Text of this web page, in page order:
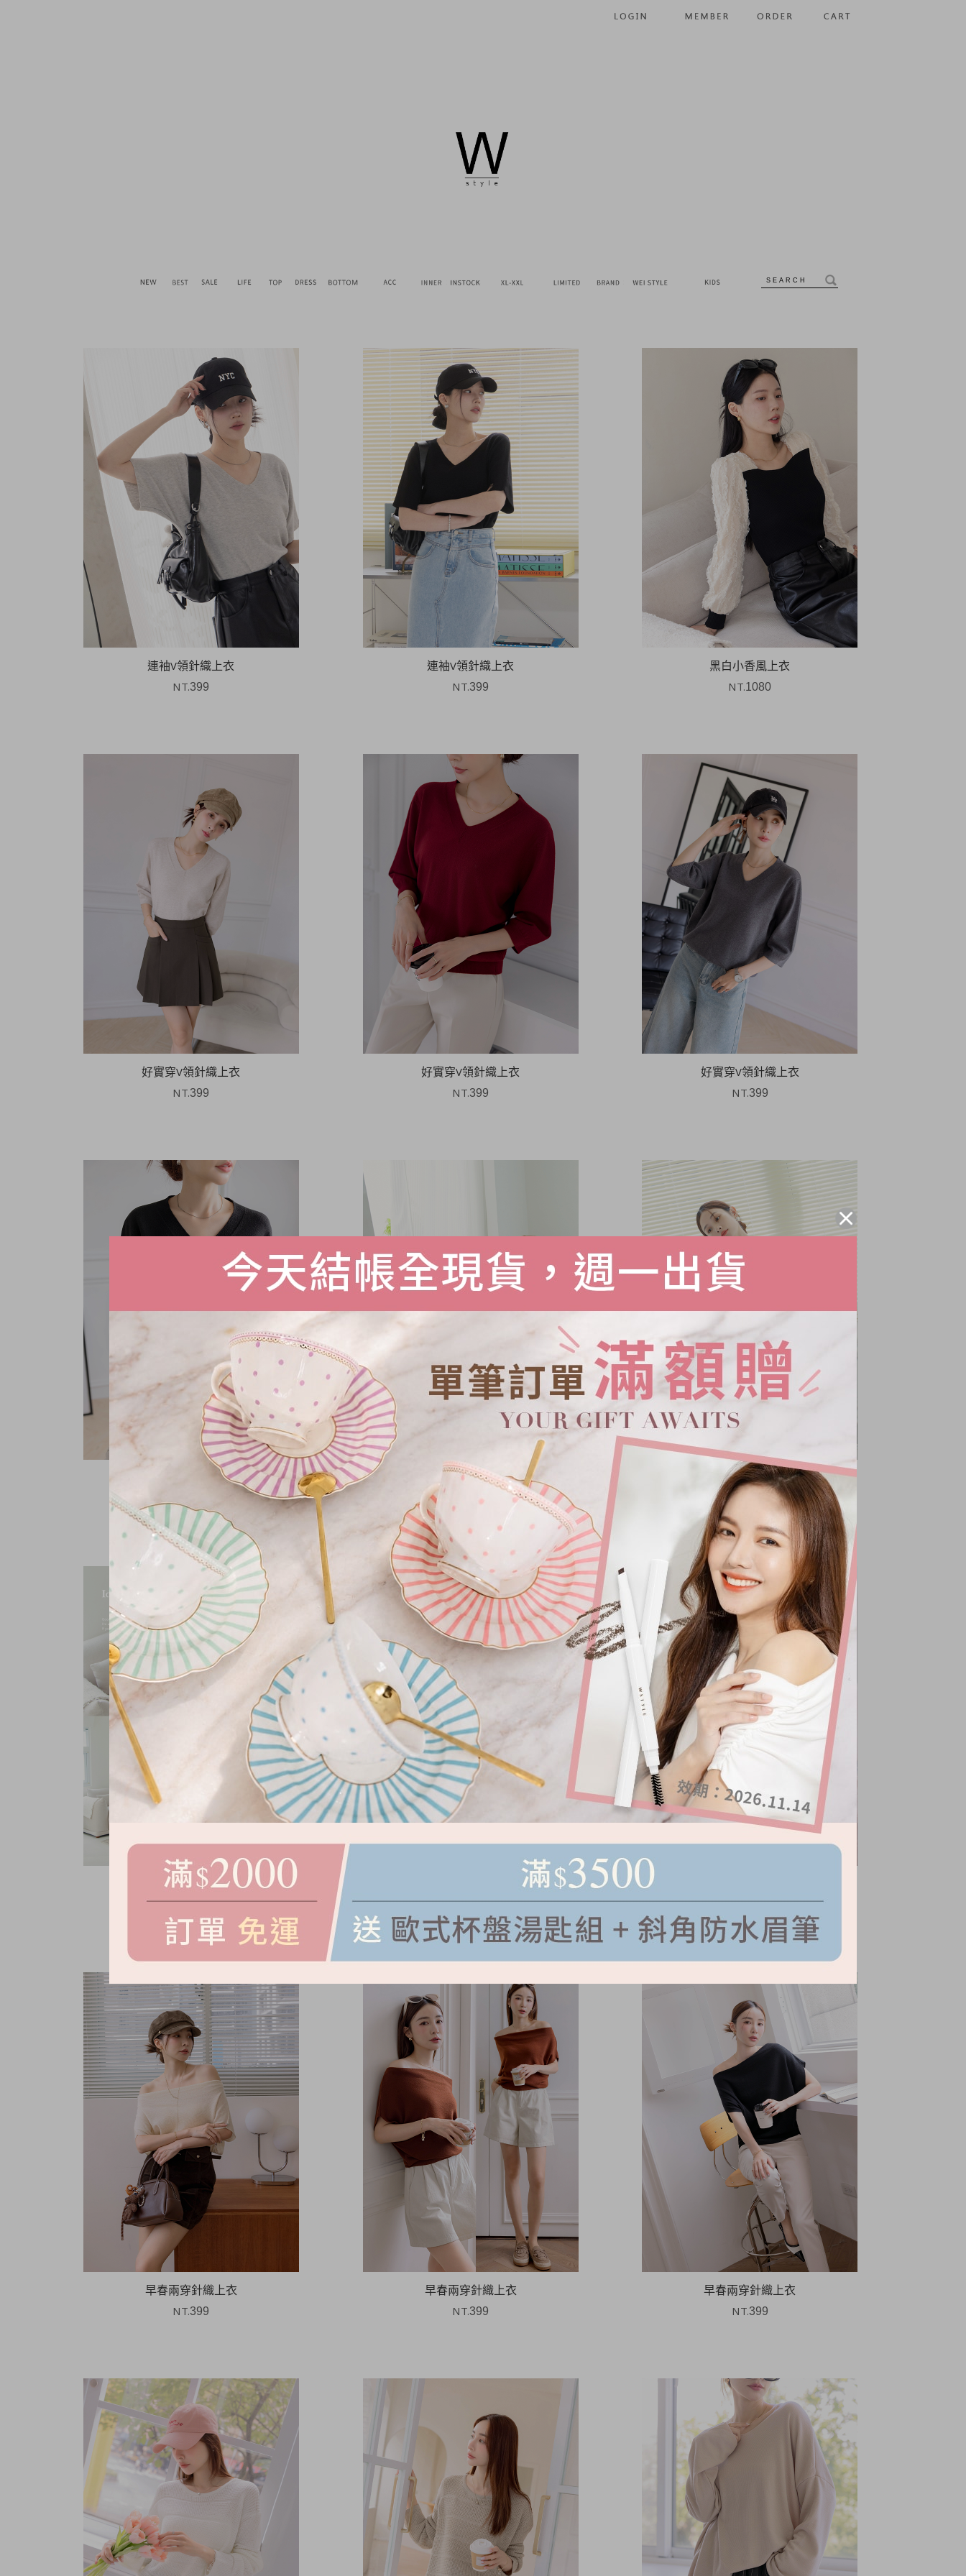
連袖V領針織上衣
NT.399
連袖V領針織上衣
NT.399
黑白小香風上衣
NT.1080
好實穿V領針織上衣
NT.399
好實穿V領針織上衣
NT.399
好實穿V領針織上衣
NT.399
好實穿V領針織上衣
NT.
小澎袖針織上衣
680
小澎袖針織上衣
NT.
小澎袖針織上衣
NT.680
NT.680
NT.880
早春兩穿針織上衣
NT.399
早春兩穿針織上衣
NT.399
早春兩穿針織上衣
NT.399